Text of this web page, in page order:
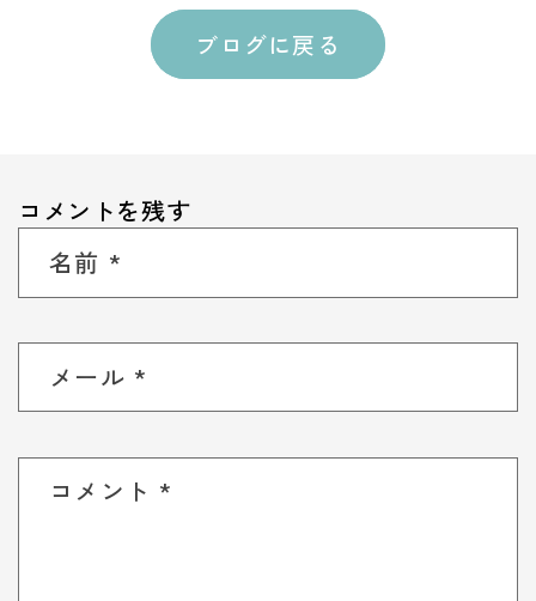
ブログに戻る
コメントを残す
名前 *
メール *
コメント *